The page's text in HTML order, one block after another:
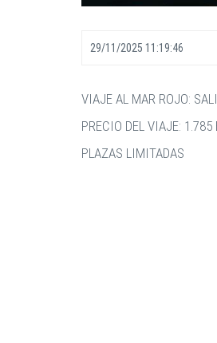
29/11/2025 11:19:46
VIAJE AL MAR ROJO:
PRECIO DEL VIAJE: 1.785
PLAZAS LIMITADAS